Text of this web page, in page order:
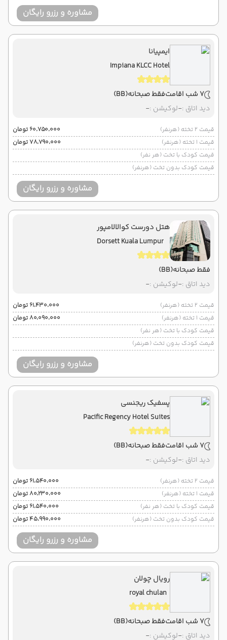
مشاوره و رزرو رایگان
ایمپیانا
Impiana KLCC Hotel
7 شب اقامت فقط صبحانه(BB)
دید اتاق :-لوکیشن :-
قیمت 2 تخته (هرنفر)
۶۰٬۷۵۰٬۰۰۰ تومان
قیمت 1 تخته (هرنفر)
۷۸٬۷۹۰٬۰۰۰ تومان
قیمت کودک با تخت (هر نفر)
قیمت کودک بدون تخت (هرنفر)
مشاوره و رزرو رایگان
هتل دورست کوالالامپور
Dorsett Kuala Lumpur
فقط صبحانه(BB)
دید اتاق :-لوکیشن :-
قیمت 2 تخته (هرنفر)
۶۱٬۴۳۰٬۰۰۰ تومان
قیمت 1 تخته (هرنفر)
۸۰٬۰۹۰٬۰۰۰ تومان
قیمت کودک با تخت (هر نفر)
قیمت کودک بدون تخت (هرنفر)
مشاوره و رزرو رایگان
پسفیک ریجنسی
Pacific Regency Hotel Suites
7 شب اقامت فقط صبحانه(BB)
دید اتاق :-لوکیشن :-
قیمت 2 تخته (هرنفر)
۶۱٬۵۴۰٬۰۰۰ تومان
قیمت 1 تخته (هرنفر)
۸۰٬۲۳۰٬۰۰۰ تومان
قیمت کودک با تخت (هر نفر)
۶۱٬۵۴۰٬۰۰۰ تومان
قیمت کودک بدون تخت (هرنفر)
۴۵٬۹۹۰٬۰۰۰ تومان
مشاوره و رزرو رایگان
رویال چولان
royal chulan
7 شب اقامت فقط صبحانه(BB)
دید اتاق :-لوکیشن :-